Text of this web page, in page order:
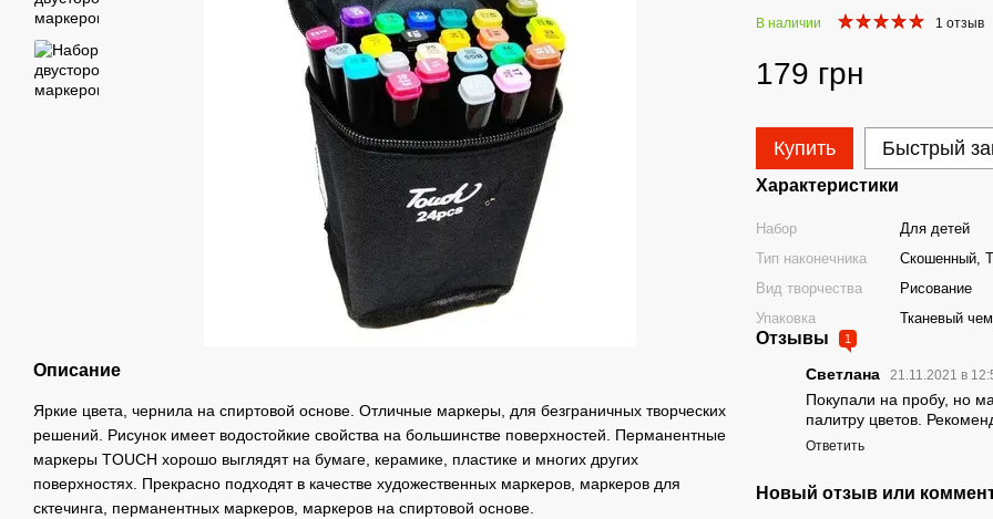
Описание
Яркие цвета, чернила на спиртовой основе. Отличные маркеры, для безграничных творческих
решений. Рисунок имеет водостойкие свойства на большинстве поверхностей. Перманентные
маркеры TOUCH хорошо выглядят на бумаге, керамике, пластике и многих других
поверхностях. Прекрасно подходят в качестве художественных маркеров, маркеров для
сктечинга, перманентных маркеров, маркеров на спиртовой основе.
В наличии 1 отзыв
179 грн
Купить Быстрый
Характеристики
Набор
Для детей
Тип наконечника
Скошенный,
Вид творчества
Рисование
Упаковка
Тканевый
Отзывы 1
Светлана 21.11.2021 в
Покупали на пробу, но
палитру цветов.
Ответить
Новый отзыв или